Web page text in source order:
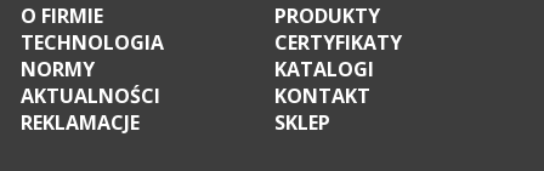
O FIRMIE
PRODUKTY
TECHNOLOGIA
CERTYFIKATY
NORMY
KATALOGI
AKTUALNOŚCI
KONTAKT
REKLAMACJE
SKLEP